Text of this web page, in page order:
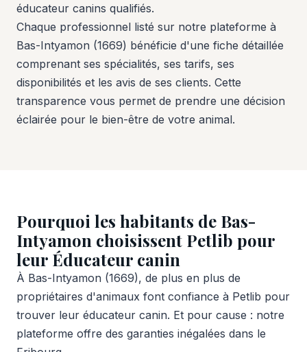
éducateur canins qualifiés.
Chaque professionnel listé sur notre plateforme à
Bas-Intyamon (1669) bénéficie d'une fiche détaillée
comprenant ses spécialités, ses tarifs, ses
disponibilités et les avis de ses clients. Cette
transparence vous permet de prendre une décision
éclairée pour le bien-être de votre animal.
Pourquoi les habitants de Bas-
Intyamon choisissent Petlib pour
leur Éducateur canin
À Bas-Intyamon (1669), de plus en plus de
propriétaires d'animaux font confiance à Petlib pour
trouver leur éducateur canin. Et pour cause : notre
plateforme offre des garanties inégalées dans le